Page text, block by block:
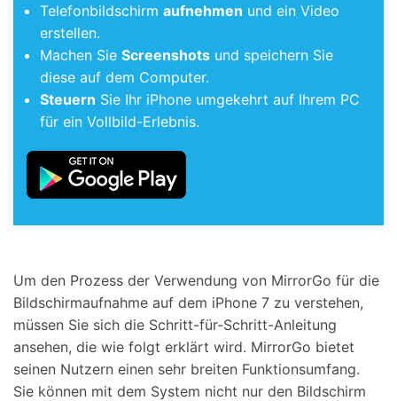
Telefonbildschirm aufnehmen und ein Video
erstellen.
Machen Sie Screenshots und speichern Sie
diese auf dem Computer.
Steuern Sie Ihr iPhone umgekehrt auf Ihrem PC
für ein Vollbild-Erlebnis.
Um den Prozess der Verwendung von MirrorGo für die
Bildschirmaufnahme auf dem iPhone 7 zu verstehen,
müssen Sie sich die Schritt-für-Schritt-Anleitung
ansehen, die wie folgt erklärt wird. MirrorGo bietet
seinen Nutzern einen sehr breiten Funktionsumfang.
Sie können mit dem System nicht nur den Bildschirm